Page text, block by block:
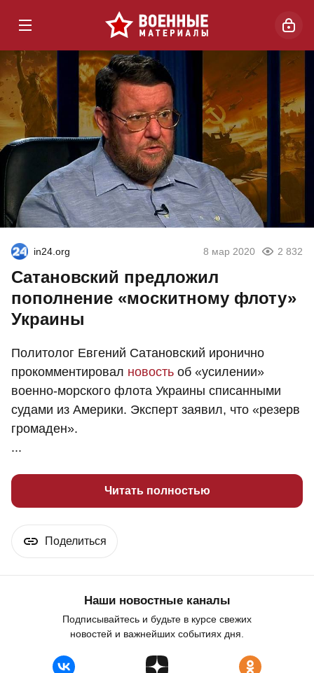
in24.org 8 мар 2020 2 832
Сатановский предложил
пополнение «москитному флоту»
Украины
Политолог Евгений Сатановский иронично
прокомментировал новость об «усилении»
военно-морского флота Украины списанными
судами из Америки. Эксперт заявил, что «резерв
громаден».
...
Читать полностью
Поделиться
Наши новостные каналы
Подписывайтесь и будьте в курсе свежих
новостей и важнейших событиях дня.